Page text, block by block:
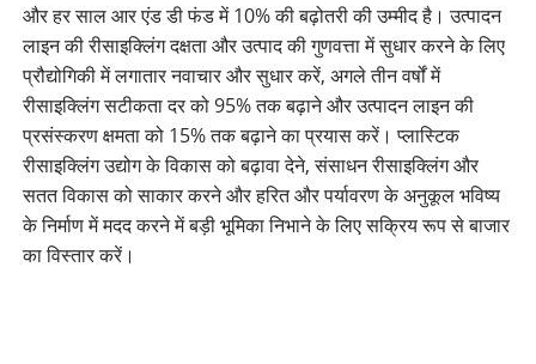
और हर साल आर एंड डी फंड में 10% की बढ़ोतरी की उम्मीद है। उत्पादन
लाइन की रीसाइक्लिंग दक्षता और उत्पाद की गुणवत्ता में सुधार करने के लिए
प्रौद्योगिकी में लगातार नवाचार और सुधार करें, अगले तीन वर्षों में
रीसाइक्लिंग सटीकता दर को 95% तक बढ़ाने और उत्पादन लाइन की
प्रसंस्करण क्षमता को 15% तक बढ़ाने का प्रयास करें। प्लास्टिक
रीसाइक्लिंग उद्योग के विकास को बढ़ावा देने, संसाधन रीसाइक्लिंग और
सतत विकास को साकार करने और हरित और पर्यावरण के अनुकूल भविष्य
के निर्माण में मदद करने में बड़ी भूमिका निभाने के लिए सक्रिय रूप से बाजार
का विस्तार करें।